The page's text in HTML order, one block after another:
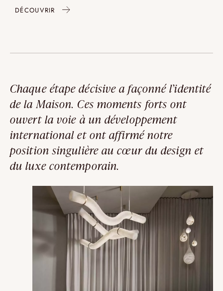
DÉCOUVRIR
Chaque étape décisive a façonné l’identité
de la Maison. Ces moments forts ont
ouvert la voie à un développement
international et ont affirmé notre
position singulière au cœur du design et
du luxe contemporain.